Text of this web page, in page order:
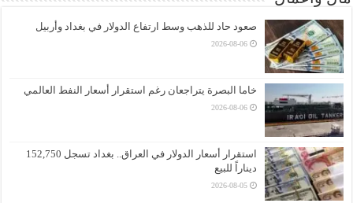
صعود حاد للذهب وسط ارتفاع الدولار في بغداد وأربيل
2026-08-06
خاما البصرة يتراجعان رغم استقرار أسعار النفط العالمي
2026-08-06
استقرار أسعار الدولار في العراق.. بغداد تسجل 152,750
ديناراً للبيع
2026-08-05